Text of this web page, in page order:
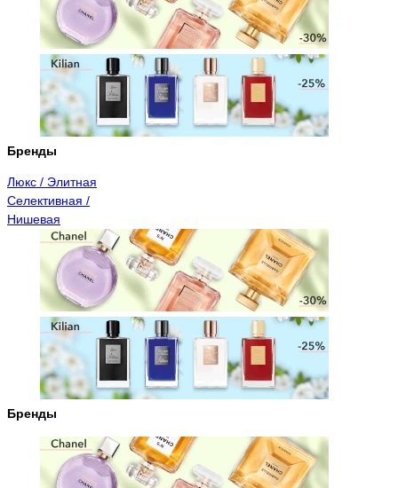
Бренды
Люкс / Элитная
Селективная /
Нишевая
Бренды